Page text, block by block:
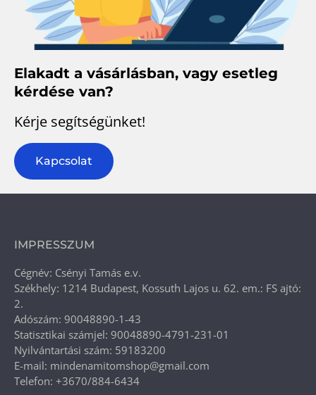
Elakadt a vásárlásban, vagy esetleg
kérdése van?
Kérje segítségünket!
Kapcsolat
IMPRESSZUM
Cégnév: Csényi Tamás e.v.
Székhely: 1214 Budapest, Kossuth Lajos u. 62. em.: FS ajtó:
2.
Adószám: 90048890-1-43
Statisztikai számjel: 90048890-4791-231-01
Nyilvántartási szám: 59183200
E-mail: mindenamitomshop@gmail.com
Telefon: +3670/884-6434